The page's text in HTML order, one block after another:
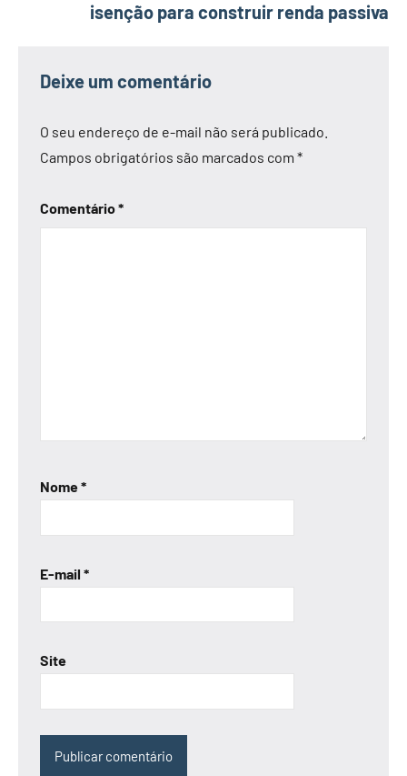
isenção para construir renda passiva
Deixe um comentário
O seu endereço de e-mail não será publicado.
Campos obrigatórios são marcados com *
Comentário*
Nome*
E-mail *
Site